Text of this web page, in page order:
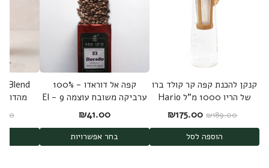
קנקן להכנת קפה קר קולד ברו
של הריו 1000 מ"ל Hario
Cold Brew Mizudashi
₪189.00 המחיר המקורי היה: ₪189.00.
₪175.00 המחיר הנוכחי הוא: ₪175.00.
הוספה לסל
קפה אל דוראדו - 100%
ערביקה משובח עוצמה 9 - El
Dorado
₪41.00
בחר אפשרויות